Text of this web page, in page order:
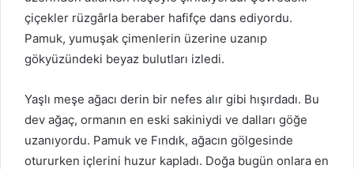
çiçekler rüzgârla beraber hafifçe dans ediyordu.
Pamuk, yumuşak çimenlerin üzerine uzanıp
gökyüzündeki beyaz bulutları izledi.
Yaşlı meşe ağacı derin bir nefes alır gibi hışırdadı. Bu
dev ağaç, ormanın en eski sakiniydi ve dalları göğe
uzanıyordu. Pamuk ve Fındık, ağacın gölgesinde
otururken içlerini huzur kapladı. Doğa bugün onlara en